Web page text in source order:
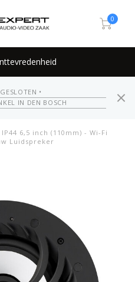
0
•
IN DEN BOSCH
6,5 inch (110mm) - Wi-Fi
Luidspreker